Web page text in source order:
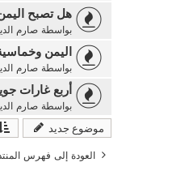
هل تصبح
بواسطة صارم
اليمن
بواسطة صارم
أربع غارات
بواسطة صارم
موضوع جديد
العودة إلى فهرس